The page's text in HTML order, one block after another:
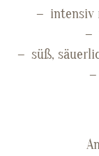
intensiv
süß,